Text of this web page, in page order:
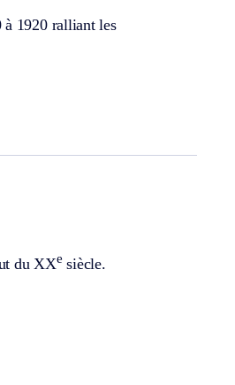
à 1920 ralliant les
du XXe siècle.